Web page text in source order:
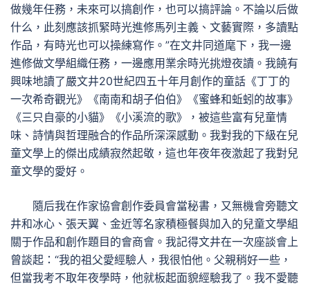
做幾年任務，未來可以搞創作，也可以搞評論。不論以后做
什么，此刻應該抓緊時光進修馬列主義、文藝實際，多讀點
作品，有時光也可以操練寫作。”在文井同道麾下，我一邊
進修做文學組織任務，一邊應用業余時光挑燈夜讀。我饒有
興味地讀了嚴文井20世紀四五十年月創作的童話《丁丁的
一次希奇觀光》《南南和胡子伯伯》《蜜蜂和蚯蚓的故事》
《三只自豪的小貓》《小溪流的歌》，被這些富有兒童情
味、詩情與哲理融合的作品所深深感動。我對我的下級在兒
童文學上的傑出成績寂然起敬，這也年夜年夜激起了我對兒
童文學的愛好。
隨后我在作家協會創作委員會當秘書，又無機會旁聽文
井和冰心、張天翼、金近等名家積極餐與加入的兒童文學組
關于作品和創作題目的會商會。我記得文井在一次座談會上
曾談起：“我的祖父愛經驗人，我很怕他。父親稍好一些，
但當我考不取年夜學時，他就板起面貌經驗我了。我不愛聽